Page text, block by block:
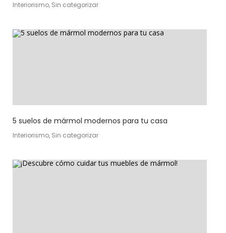
Interiorismo, Sin categorizar
5 suelos de mármol modernos para tu casa
Interiorismo, Sin categorizar